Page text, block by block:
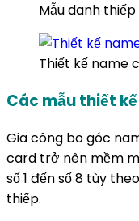
Mẫu danh
Thiết kế name
Các mẫu thiết
Gia công bo góc
card trở nên mềm
số 1 đến số 8 tùy
thiếp.